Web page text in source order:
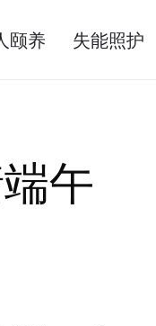
颐养 失能照护
午